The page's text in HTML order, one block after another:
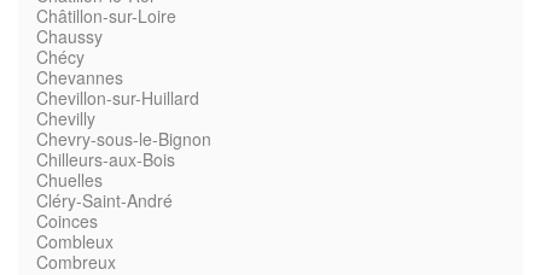
Châtillon-sur-Loire
Chaussy
Chécy
Chevannes
Chevillon-sur-Huillard
Chevilly
Chevry-sous-le-Bignon
Chilleurs-aux-Bois
Chuelles
Cléry-Saint-André
Coinces
Combleux
Combreux